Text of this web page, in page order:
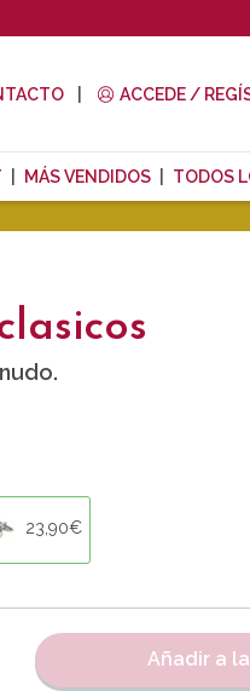
ACCEDE /
MÁS VENDIDOS TODOS
23,90€
Añadir a